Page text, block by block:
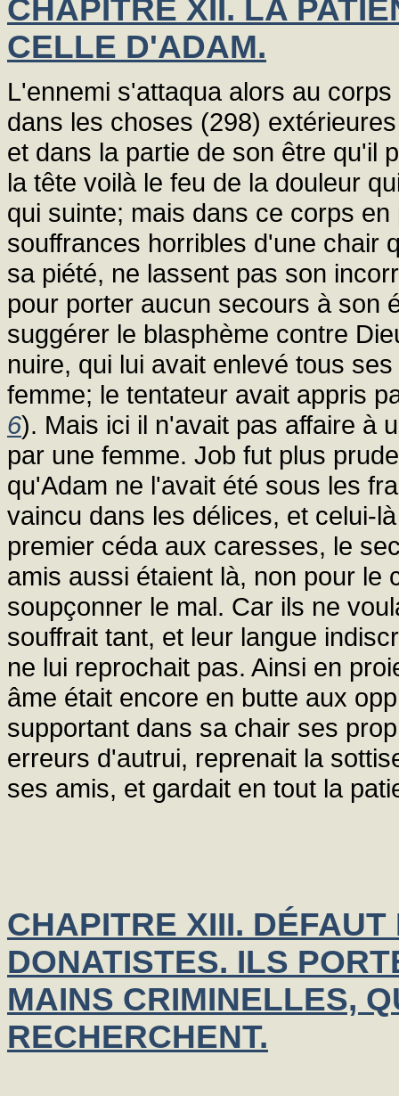
CHAPITRE XII. LA
CELLE D'ADAM.
L'ennemi s'attaqua alors au
dans les choses (298)
et dans la partie de son être qu'il
la tête voilà le feu de la douleur
qui suinte; mais dans ce corps
souffrances horribles d'une chair
sa piété, ne lassent pas son
pour porter aucun secours à son
suggérer le blasphème contre
nuire, qui lui avait enlevé tous
femme; le tentateur avait appris
6). Mais ici il n'avait pas affaire à
par une femme. Job fut plus
qu'Adam ne l'avait été sous les
vaincu dans les délices, et celui-
premier céda aux caresses, le
amis aussi étaient là, non pour le
soupçonner le mal. Car ils ne
souffrait tant, et leur langue
ne lui reprochait pas. Ainsi en
âme était encore en butte aux
supportant dans sa chair ses
erreurs d'autrui, reprenait la
ses amis, et gardait en tout la
CHAPITRE XIII. DÉFAUT
DONATISTES. ILS
MAINS CRIMINELLES,
RECHERCHENT.